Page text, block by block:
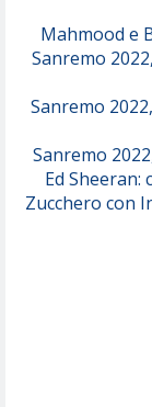
Mahmood e
Sanremo
Sanremo
Sanremo
Ed
Zucchero con